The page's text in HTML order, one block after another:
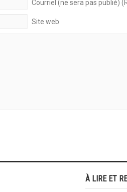
Courriel (ne sera pas publié)
Site web
À LIRE ET